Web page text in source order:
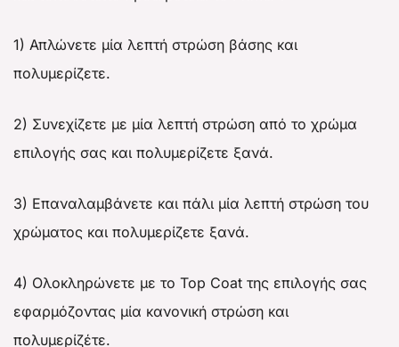
1) Απλώνετε μία λεπτή στρώση βάσης και
πολυμερίζετε.
2) Συνεχίζετε με μία λεπτή στρώση από το χρώμα
επιλογής σας και πολυμερίζετε ξανά.
3) Επαναλαμβάνετε και πάλι μία λεπτή στρώση του
χρώματος και πολυμερίζετε ξανά.
4) Ολοκληρώνετε με το Top Coat της επιλογής σας
εφαρμόζοντας μία κανονική στρώση και
πολυμερίζέτε.